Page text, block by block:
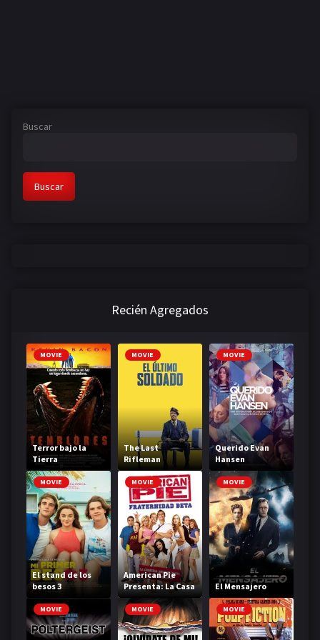
Buscar
Buscar
Recién Agregados
MOVIE
Terror bajo la
Tierra
MOVIE
The Last
Rifleman
MOVIE
Querido Evan
Hansen
MOVIE
El stand de los
besos 3
MOVIE
American Pie
Presenta: La Casa
Beta
MOVIE
El Mensajero
MOVIE MOVIE MOVIE